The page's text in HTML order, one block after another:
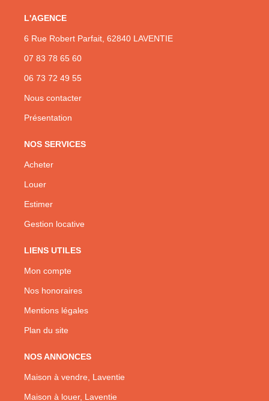
L'AGENCE
6 Rue Robert Parfait, 62840 LAVENTIE
07 83 78 65 60
06 73 72 49 55
Nous contacter
Présentation
NOS SERVICES
Acheter
Louer
Estimer
Gestion locative
LIENS UTILES
Mon compte
Nos honoraires
Mentions légales
Plan du site
NOS ANNONCES
Maison à vendre, Laventie
Maison à louer, Laventie